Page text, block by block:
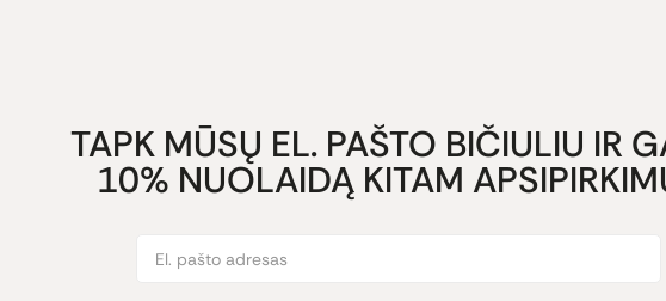
TAPK MŪSŲ EL. PAŠTO BIČIULIU IR
10% NUOLAIDĄ KITAM